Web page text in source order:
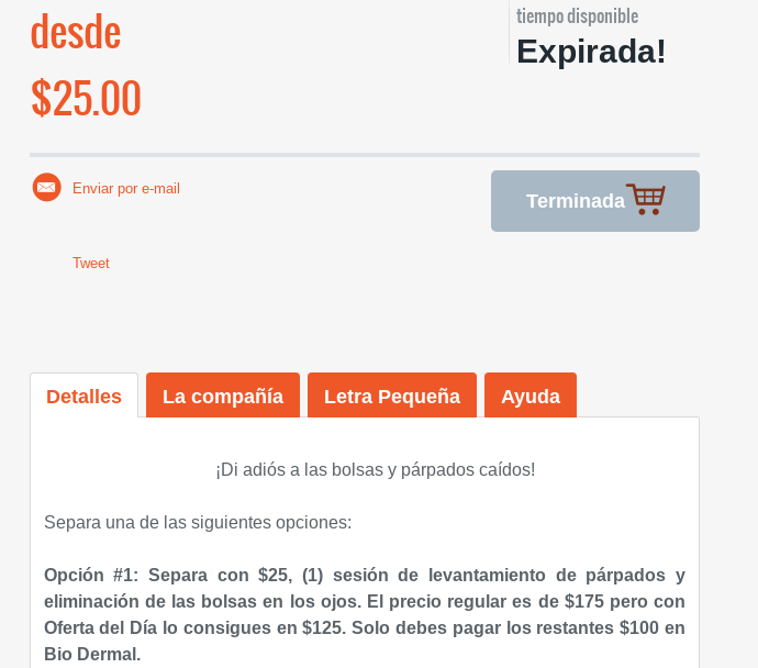
desde
$25.00
tiempo disponible
Expirada!
Terminada
Enviar por e-mail
Tweet
Detalles La compañía Letra Pequeña Ayuda
¡Di adiós a las bolsas y párpados caídos!
Separa una de las siguientes opciones:
Opción #1: Separa con $25, (1) sesión de levantamiento de párpados y
eliminación de las bolsas en los ojos. El precio regular es de $175 pero con
Oferta del Día lo consigues en$125. Solo debes pagar los restantes$100 en
Bio Dermal.